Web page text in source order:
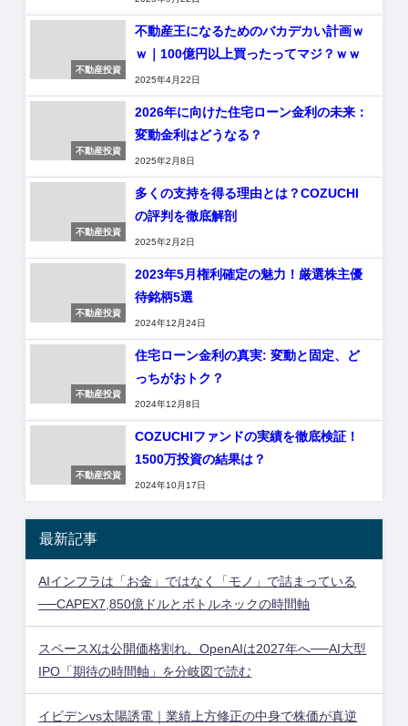
不動産投資
不動産王になるためのバカデカい計画ｗ
ｗ｜100億円以上買ったってマジ？ｗｗ
2025年4月22日
不動産投資
2026年に向けた住宅ローン金利の未来：
変動金利はどうなる？
2025年2月8日
不動産投資
多くの支持を得る理由とは？COZUCHI
の評判を徹底解剖
2025年2月2日
不動産投資
2023年5月権利確定の魅力！厳選株主優
待銘柄5選
2024年12月24日
不動産投資
住宅ローン金利の真実: 変動と固定、ど
っちがおトク？
2024年12月8日
不動産投資
COZUCHIファンドの実績を徹底検証！
1500万投資の結果は？
2024年10月17日
最新記事
AIインフラは「お金」ではなく「モノ」で詰まっている
──CAPEX7,850億ドルとボトルネックの時間軸
スペースXは公開価格割れ、OpenAIは2027年へ──AI大型
IPO「期待の時間軸」を分岐図で読む
イビデンvs太陽誘電｜業績上方修正の中身で株価が真逆